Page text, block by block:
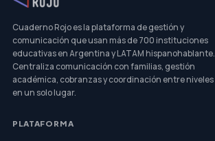
Cuaderno Rojo es la plataforma de gestión y
comunicación que usan más de 700 instituciones
educativas en Argentina y LATAM hispanohablante.
Centraliza comunicación con familias, gestión
académica, cobranzas y coordinación entre niveles
en un solo lugar.
PLATAFORMA